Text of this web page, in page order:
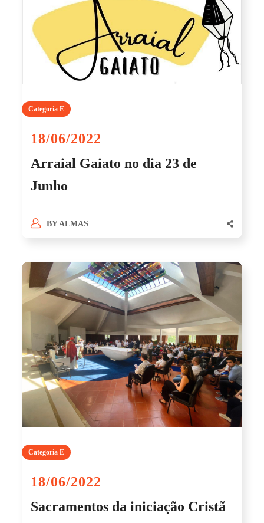
Categoria E
18/06/2022
Arraial Gaiato no dia 23 de
Junho
BYALMAS
Categoria E
18/06/2022
Sacramentos da iniciação Cristã